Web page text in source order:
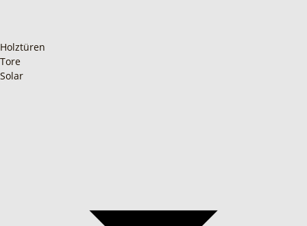
Holztüren
Tore
Solar